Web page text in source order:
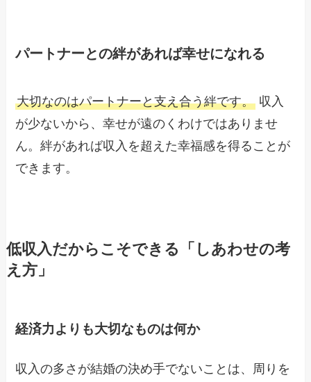
パートナーとの絆があれば幸せになれる
大切なのはパートナーと支え合う絆です。 収入
が少ないから、幸せが遠のくわけではありませ
ん。絆があれば収入を超えた幸福感を得ることが
できます。
低収入だからこそできる「しあわせの考
え方」
経済力よりも大切なものは何か
収入の多さが結婚の決め手でないことは、周りを